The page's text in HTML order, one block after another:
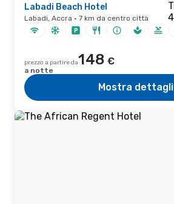
Labadi Beach Hotel
Labadi, Accra · 7 km da centro città
prezzo a partire da148 €
a notte
Mostra dettagli